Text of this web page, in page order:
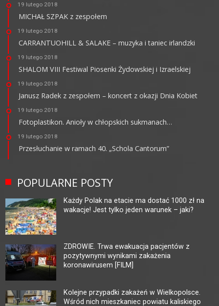
19 lutego 2018
MICHAŁ SZPAK z zespołem
19 lutego 2018
CARRANTUOHILL & SALAKE – muzyka i taniec irlandzki
19 lutego 2018
SHALOM VIII Festiwal Piosenki Żydowskiej i Izraelskiej
19 lutego 2018
Janusz Radek z zespołem – koncert z okazji Dnia Kobiet
19 lutego 2018
Fotoplastikon. Anioły w chłopskich sukmanach…
19 lutego 2018
Przesłuchanie w ramach 40. „Schola Cantorum”
POPULARNE POSTY
Każdy Polak na etacie ma dostać 1000 zł na
wakacje! Jest tylko jeden warunek – jaki?
ZDROWIE. Trwa ewakuacja pacjentów z
pozytywnymi wynikami zakażenia
koronawirusem [FILM]
Kolejne przypadki zakażeń w Wielkopolsce.
Wśród nich mieszkaniec powiatu kaliskiego